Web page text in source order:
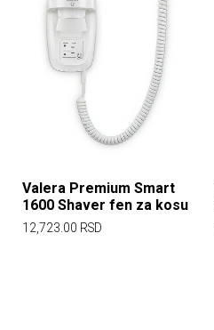
Valera Premium Smart
1600 Shaver fen za kosu
12,723.00 RSD